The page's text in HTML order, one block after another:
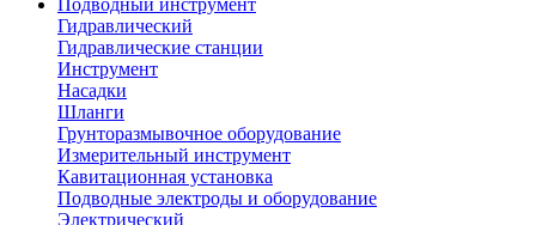
Подводный инструмент
Гидравлический
Гидравлические станции
Инструмент
Насадки
Шланги
Грунторазмывочное оборудование
Измерительный инструмент
Кавитационная установка
Подводные электроды и оборудование
Электрический